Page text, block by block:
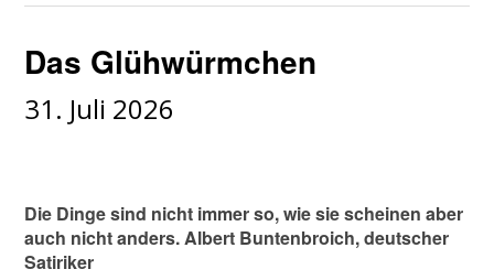
Das Glühwürmchen
31. Juli 2026
Die Dinge sind nicht immer so, wie sie scheinen aber
auch nicht anders. Albert Buntenbroich, deutscher
Satiriker